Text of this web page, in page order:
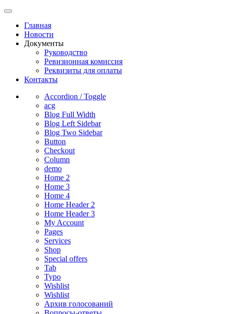
Главная
Новости
Документы
Руководство
Ревизионная комиссия
Реквизиты для оплаты
Контакты
Accordion / Toggle
acg
Blog Full Width
Blog Left Sidebar
Blog Two Sidebar
Button
Checkout
Column
demo
Home 2
Home 3
Home 4
Home Header 2
Home Header 3
My Account
Pages
Services
Shop
Special offers
Tab
Typo
Wishlist
Wishlist
Архив голосований